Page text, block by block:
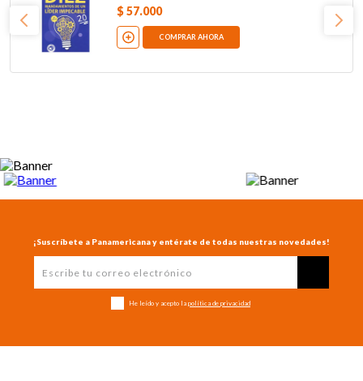
$ 57.000
COMPRAR AHORA
¡Suscríbete a Panamericana y entérate de todas nuestras novedades!
He leído y acepto la política de privacidad